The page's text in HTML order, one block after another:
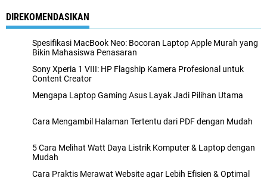
DIREKOMENDASIKAN
Spesifikasi MacBook Neo: Bocoran Laptop Apple Murah yang
Bikin Mahasiswa Penasaran
Sony Xperia 1 VIII: HP Flagship Kamera Profesional untuk
Content Creator
Mengapa Laptop Gaming Asus Layak Jadi Pilihan Utama
Cara Mengambil Halaman Tertentu dari PDF dengan Mudah
5 Cara Melihat Watt Daya Listrik Komputer & Laptop dengan
Mudah
Cara Praktis Merawat Website agar Lebih Efisien & Optimal